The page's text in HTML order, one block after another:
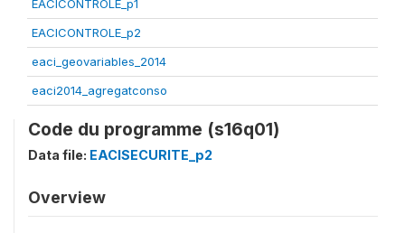
EACICONTROLE_p1
EACICONTROLE_p2
eaci_geovariables_2014
eaci2014_agregatconso
Code du programme (s16q01)
Data file: EACISECURITE_p2
Overview